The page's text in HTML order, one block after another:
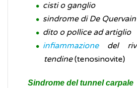
cisti o ganglio
sindrome di De Quervain
dito o pollice ad artiglio
infiammazione del
tendine(tenosinovite)
Sindrome del tunnel carpale